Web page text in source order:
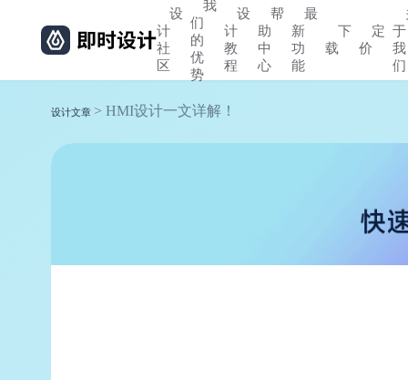
设
计
社
区
我
们
的
优
势
设
计
教
程
帮
助
中
心
最
新
功
能
下
载
定
价
于
我
们
设计文章 > HMI设计一文详解！